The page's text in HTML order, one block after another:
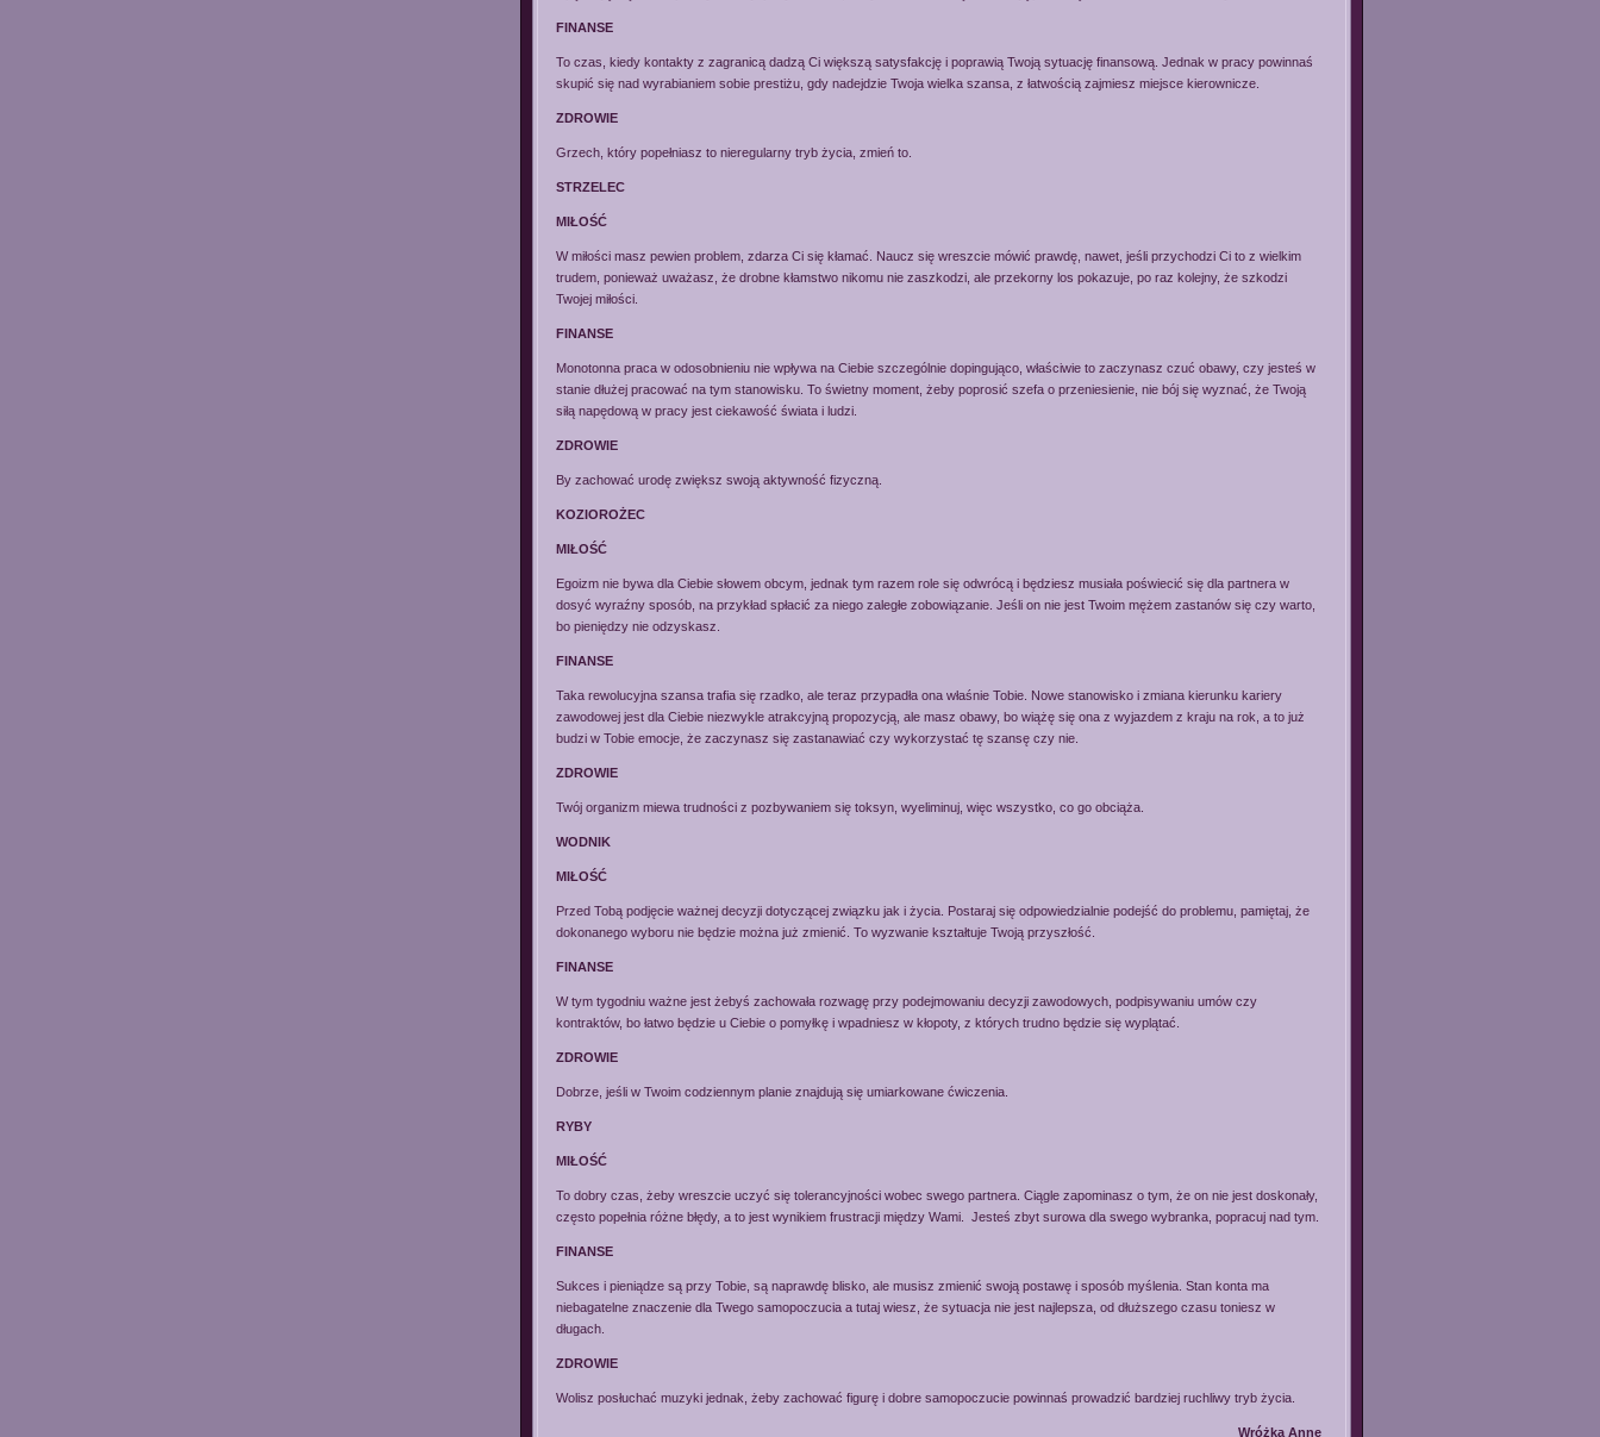
FINANSE
To czas, kiedy kontakty z zagranicą dadzą Ci większą satysfakcję i poprawią Twoją sytuację finansową. Jednak w pracy powinnaś
skupić się nad wyrabianiem sobie prestiżu, gdy nadejdzie Twoja wielka szansa, z łatwością zajmiesz miejsce kierownicze.
ZDROWIE
Grzech, który popełniasz to nieregularny tryb życia, zmień to.
STRZELEC
MIŁOŚĆ
W miłości masz pewien problem, zdarza Ci się kłamać. Naucz się wreszcie mówić prawdę, nawet, jeśli przychodzi Ci to z wielkim
trudem, ponieważ uważasz, że drobne kłamstwo nikomu nie zaszkodzi, ale przekorny los pokazuje, po raz kolejny, że szkodzi
Twojej miłości.
FINANSE
Monotonna praca w odosobnieniu nie wpływa na Ciebie szczególnie dopingująco, właściwie to zaczynasz czuć obawy, czy jesteś w
stanie dłużej pracować na tym stanowisku. To świetny moment, żeby poprosić szefa o przeniesienie, nie bój się wyznać, że Twoją
siłą napędową w pracy jest ciekawość świata i ludzi.
ZDROWIE
By zachować urodę zwiększ swoją aktywność fizyczną.
KOZIOROŻEC
MIŁOŚĆ
Egoizm nie bywa dla Ciebie słowem obcym, jednak tym razem role się odwrócą i będziesz musiała poświecić się dla partnera w
dosyć wyraźny sposób, na przykład spłacić za niego zaległe zobowiązanie. Jeśli on nie jest Twoim mężem zastanów się czy warto,
bo pieniędzy nie odzyskasz.
FINANSE
Taka rewolucyjna szansa trafia się rzadko, ale teraz przypadła ona właśnie Tobie. Nowe stanowisko i zmiana kierunku kariery
zawodowej jest dla Ciebie niezwykle atrakcyjną propozycją, ale masz obawy, bo wiążę się ona z wyjazdem z kraju na rok, a to już
budzi w Tobie emocje, że zaczynasz się zastanawiać czy wykorzystać tę szansę czy nie.
ZDROWIE
Twój organizm miewa trudności z pozbywaniem się toksyn, wyeliminuj, więc wszystko, co go obciąża.
WODNIK
MIŁOŚĆ
Przed Tobą podjęcie ważnej decyzji dotyczącej związku jak i życia. Postaraj się odpowiedzialnie podejść do problemu, pamiętaj, że
dokonanego wyboru nie będzie można już zmienić. To wyzwanie kształtuje Twoją przyszłość.
FINANSE
W tym tygodniu ważne jest żebyś zachowała rozwagę przy podejmowaniu decyzji zawodowych, podpisywaniu umów czy
kontraktów, bo łatwo będzie u Ciebie o pomyłkę i wpadniesz w kłopoty, z których trudno będzie się wyplątać.
ZDROWIE
Dobrze, jeśli w Twoim codziennym planie znajdują się umiarkowane ćwiczenia.
RYBY
MIŁOŚĆ
To dobry czas, żeby wreszcie uczyć się tolerancyjności wobec swego partnera. Ciągle zapominasz o tym, że on nie jest doskonały,
często popełnia różne błędy, a to jest wynikiem frustracji między Wami. Jesteś zbyt surowa dla swego wybranka, popracuj nad tym.
FINANSE
Sukces i pieniądze są przy Tobie, są naprawdę blisko, ale musisz zmienić swoją postawę i sposób myślenia. Stan konta ma
niebagatelne znaczenie dla Twego samopoczucia a tutaj wiesz, że sytuacja nie jest najlepsza, od dłuższego czasu toniesz w
długach.
ZDROWIE
Wolisz posłuchać muzyki jednak, żeby zachować figurę i dobre samopoczucie powinnaś prowadzić bardziej ruchliwy tryb życia.
Wróżka Anne